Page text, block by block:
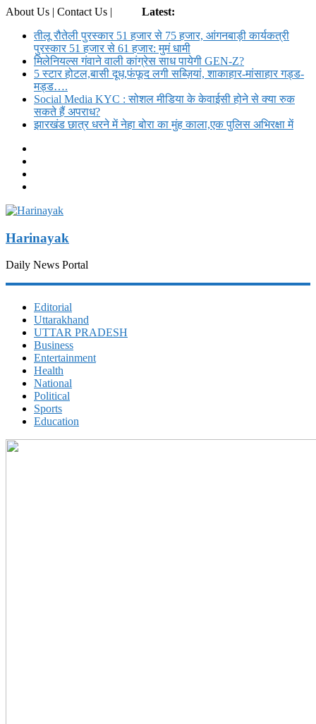
About Us | Contact Us |
Latest:
तीलू रौतेली पुरस्कार 51 हजार से 75 हजार, आंगनबाड़ी कार्यकत्री
पुरस्कार 51 हजार से 61 हजार: मुमं धामी
मिलेनियल्स गंवाने वाली कांग्रेस साध पायेगी GEN-Z?
5 स्टार होटल,बासी दूध,फंफूद लगी सब्ज़ियां, शाकाहार-मांसाहार गड्ड-
मड्ड….
Social Media KYC : सोशल मीडिया के केवाईसी होने से क्या रुक
सकते हैं अपराध?
झारखंड छात्र धरने में नेहा बोरा का मुंह काला,एक पुलिस अभिरक्षा में
Harinayak
Daily News Portal
Editorial
Uttarakhand
UTTAR PRADESH
Business
Entertainment
Health
National
Political
Sports
Education